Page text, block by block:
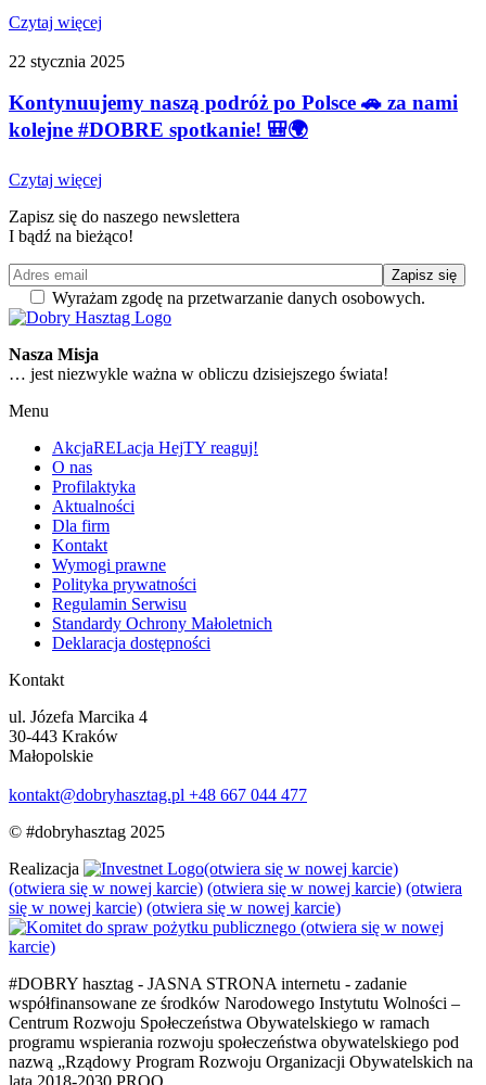
Czytaj więcej
22 stycznia 2025
Kontynuujemy naszą podróż po Polsce 🚗 za nami
kolejne #DOBRE spotkanie! 🎒🌍
Czytaj więcej
Zapisz się do naszego newslettera
I bądź na bieżąco!
Wyrażam zgodę na przetwarzanie danych osobowych.
Nasza Misja
… jest niezwykle ważna w obliczu dzisiejszego świata!
Menu
AkcjaRELacja HejTY reaguj!
O nas
Profilaktyka
Aktualności
Dla firm
Kontakt
Wymogi prawne
Polityka prywatności
Regulamin Serwisu
Standardy Ochrony Małoletnich
Deklaracja dostępności
Kontakt
ul. Józefa Marcika 4
30-443 Kraków
Małopolskie
kontakt@dobryhasztag.pl +48 667 044 477
© #dobryhasztag 2025
Realizacja
(otwiera się w nowej karcie)
(otwiera się w nowej karcie) (otwiera się w nowej karcie) (otwiera
się w nowej karcie) (otwiera się w nowej karcie)
(otwiera się w nowej
karcie)
#DOBRY hasztag - JASNA STRONA internetu - zadanie
współfinansowane ze środków Narodowego Instytutu Wolności –
Centrum Rozwoju Społeczeństwa Obywatelskiego w ramach
programu wspierania rozwoju społeczeństwa obywatelskiego pod
nazwą „Rządowy Program Rozwoju Organizacji Obywatelskich na
lata 2018-2030 PROO